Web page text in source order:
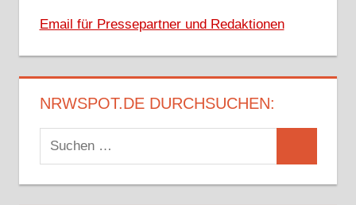
Email für Pressepartner und Redaktionen
NRWSPOT.DE DURCHSUCHEN:
Suchen
nach: